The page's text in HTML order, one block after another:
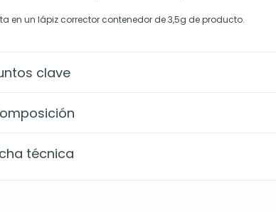
en un lápiz corrector contenedor de 3,5g de producto.
clave
técnica